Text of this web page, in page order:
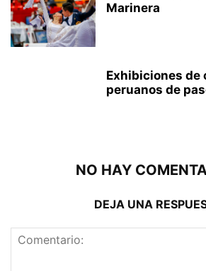
Marinera
Exhibiciones de
peruanos de
NO HAY
DEJA UNA